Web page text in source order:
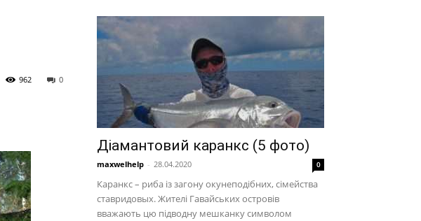
0
962
Діамантовий каранкс (5 фото)
maxwelhelp - 28.04.2020 0
Каранкс – риба із загону окунеподібних, сімейства
ставридовых. Жителі Гавайських островів
вважають цю підводну мешканку символом